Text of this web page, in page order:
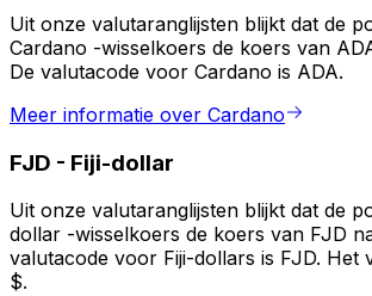
Uit onze valutaranglijsten blijkt dat de
Cardano -wisselkoers de koers van
De valutacode voor Cardano is ADA.
Meer informatie over Cardano
FJD - Fiji-dollar
Uit onze valutaranglijsten blijkt dat de
dollar -wisselkoers de koers van FJD
valutacode voor Fiji-dollars is FJD. Het
$.